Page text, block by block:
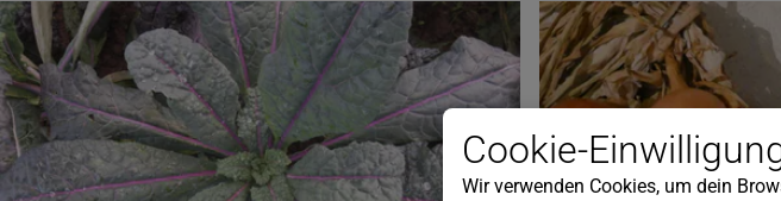
Cookie-
Wir verwenden Cookies, um dein